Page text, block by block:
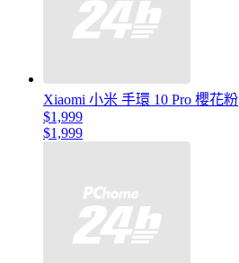
Xiaomi 小米 手環 10 Pro 櫻花粉
$1,999
$1,999